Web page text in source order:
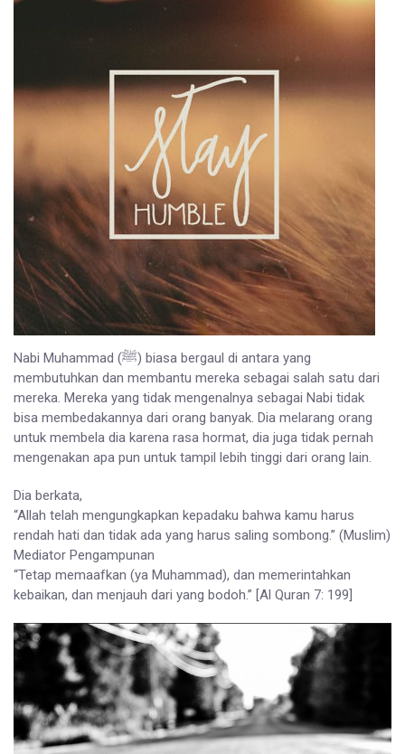
Nabi Muhammad (ﷺ) biasa bergaul di antara yang
membutuhkan dan membantu mereka sebagai salah satu dari
mereka. Mereka yang tidak mengenalnya sebagai Nabi tidak
bisa membedakannya dari orang banyak. Dia melarang orang
untuk membela dia karena rasa hormat, dia juga tidak pernah
mengenakan apa pun untuk tampil lebih tinggi dari orang lain.
Dia berkata,
“Allah telah mengungkapkan kepadaku bahwa kamu harus
rendah hati dan tidak ada yang harus saling sombong.” (Muslim)
Mediator Pengampunan
“Tetap memaafkan (ya Muhammad), dan memerintahkan
kebaikan, dan menjauh dari yang bodoh.” [Al Quran 7: 199]